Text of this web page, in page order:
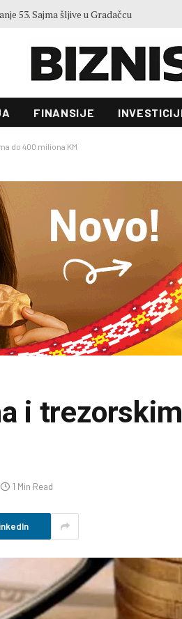
FINANSIJE
do 400 miliona KM
i
1 Min Read